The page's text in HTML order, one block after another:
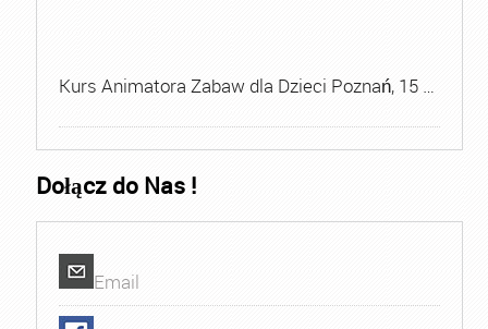
Kurs Animatora Zabaw dla Dzieci Poznań, 15 …
Dołącz do Nas !
Email